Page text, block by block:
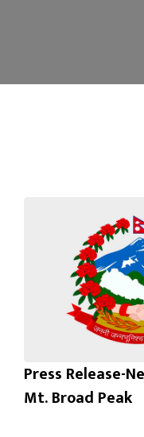
Press Release-
Mt. Broad Peak